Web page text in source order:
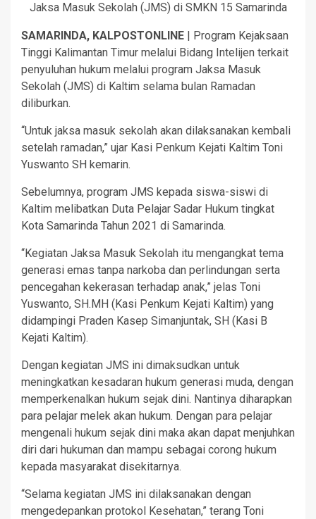
Jaksa Masuk Sekolah (JMS) di SMKN 15 Samarinda
SAMARINDA, KALPOSTONLINE | Program Kejaksaan
Tinggi Kalimantan Timur melalui Bidang Intelijen terkait
penyuluhan hukum melalui program Jaksa Masuk
Sekolah (JMS) di Kaltim selama bulan Ramadan
diliburkan.
“Untuk jaksa masuk sekolah akan dilaksanakan kembali
setelah ramadan,” ujar Kasi Penkum Kejati Kaltim Toni
Yuswanto SH kemarin.
Sebelumnya, program JMS kepada siswa-siswi di
Kaltim melibatkan Duta Pelajar Sadar Hukum tingkat
Kota Samarinda Tahun 2021 di Samarinda.
“Kegiatan Jaksa Masuk Sekolah itu mengangkat tema
generasi emas tanpa narkoba dan perlindungan serta
pencegahan kekerasan terhadap anak,” jelas Toni
Yuswanto, SH.MH (Kasi Penkum Kejati Kaltim) yang
didampingi Praden Kasep Simanjuntak, SH (Kasi B
Kejati Kaltim).
Dengan kegiatan JMS ini dimaksudkan untuk
meningkatkan kesadaran hukum generasi muda, dengan
memperkenalkan hukum sejak dini. Nantinya diharapkan
para pelajar melek akan hukum. Dengan para pelajar
mengenali hukum sejak dini maka akan dapat menjuhkan
diri dari hukuman dan mampu sebagai corong hukum
kepada masyarakat disekitarnya.
“Selama kegiatan JMS ini dilaksanakan dengan
mengedepankan protokol Kesehatan,” terang Toni